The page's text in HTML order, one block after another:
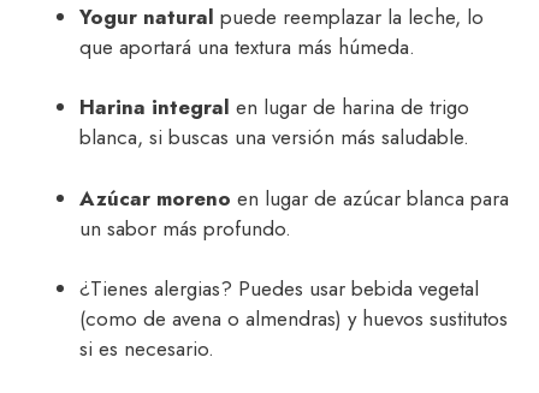
Yogur natural puede reemplazar la leche, lo
que aportará una textura más húmeda.
Harina integral en lugar de harina de trigo
blanca, si buscas una versión más saludable.
Azúcar moreno en lugar de azúcar blanca para
un sabor más profundo.
¿Tienes alergias? Puedes usar bebida vegetal
(como de avena o almendras) y huevos sustitutos
si es necesario.